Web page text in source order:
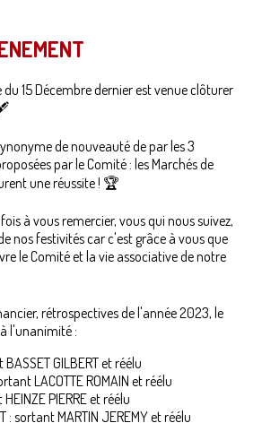
15 Décembre dernier est venue clôturer
de nouveauté de par les 3
par le Comité : les Marchés de
une réussite ! 🏆
à vous remercier, vous qui nous suivez,
nos festivités car c'est grâce à vous que
le Comité et la vie associative de notre
rétrospectives de l'année 2023, le
l'unanimité :
GILBERT et réélu
LACOTTE ROMAIN et réélu
PIERRE et réélu
: sortant MARTIN JEREMY et réélu